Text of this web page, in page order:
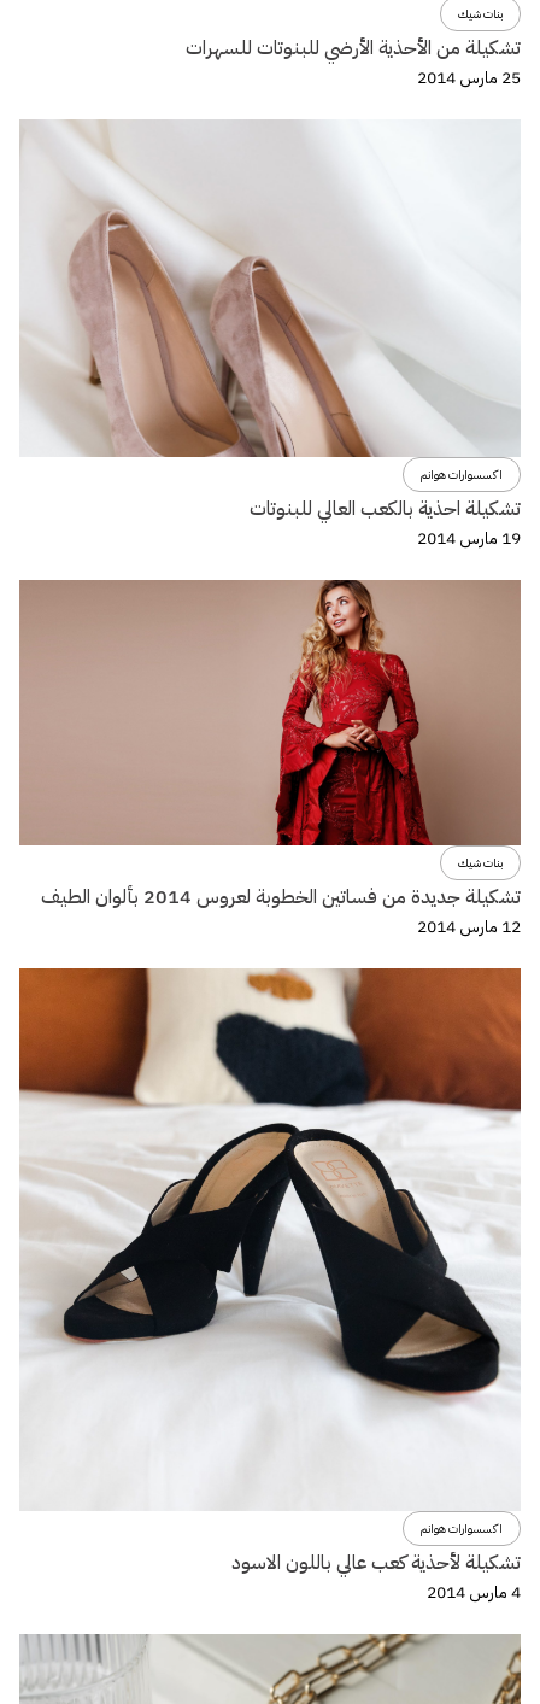
بنات شيك
تشكيلة من الأحذية الأرضي للبنوتات للسهرات
25 مارس 2014
اكسسوارات هوانم
تشكيلة احذية بالكعب العالي للبنوتات
19 مارس 2014
بنات شيك
تشكيلة جديدة من فساتين الخطوبة لعروس 2014 بألوان الطيف
12 مارس 2014
اكسسوارات هوانم
تشكيلة لأحذية كعب عالي باللون الاسود
4 مارس 2014